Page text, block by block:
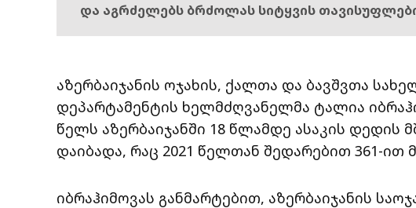
და აგრძელებს ბრძოლას სიტყვის
აზერბაიჯანის ოჯახის, ქალთა და ბავშვთა
დეპარტამენტის ხელმძღვანელმა ტალია
წელს აზერბაიჯანში 18 წლამდე ასაკის დედის
დაიბადა, რაც 2021 წელთან შედარებით 361-ით
იბრაჰიმოვას განმარტებით, აზერბაიჯანის